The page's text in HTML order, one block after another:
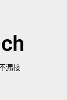
漏接